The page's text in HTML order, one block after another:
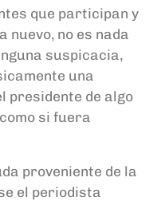
que participan y
nuevo, no es nada
suspicacia,
una
presidente de algo
si fuera
proveniente de la
el periodista